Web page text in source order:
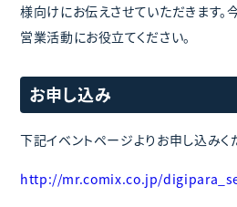
様向けにお伝えさせていただきます。
営業活動にお役立てください。
お申し込み
下記イベントページよりお申し込みく
http://mr.comix.co.jp/